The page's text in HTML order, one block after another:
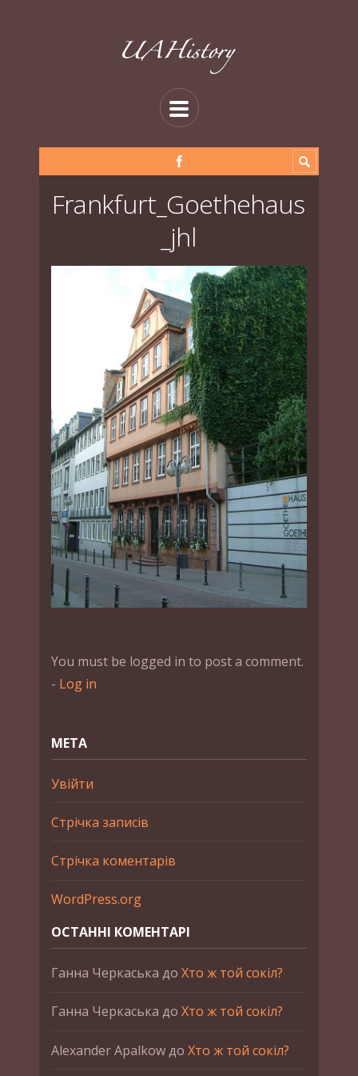
Frankfurt_Goethehaus
_jhl
You must be logged in to post a comment.
- Log in
МЕТА
Увійти
Стрічка записів
Стрічка коментарів
WordPress.org
ОСТАННІ КОМЕНТАРІ
Ганна Черкаська до Хто ж той сокіл?
Ганна Черкаська до Хто ж той сокіл?
Alexander Apalkowдо Хто ж той сокіл?